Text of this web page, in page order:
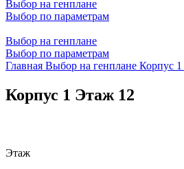
Выбор на генплане
Выбор по параметрам
Выбор на генплане
Выбор по параметрам
Главная Выбор на генплане Корпус 1
Корпус 1 Этаж 12
Этаж